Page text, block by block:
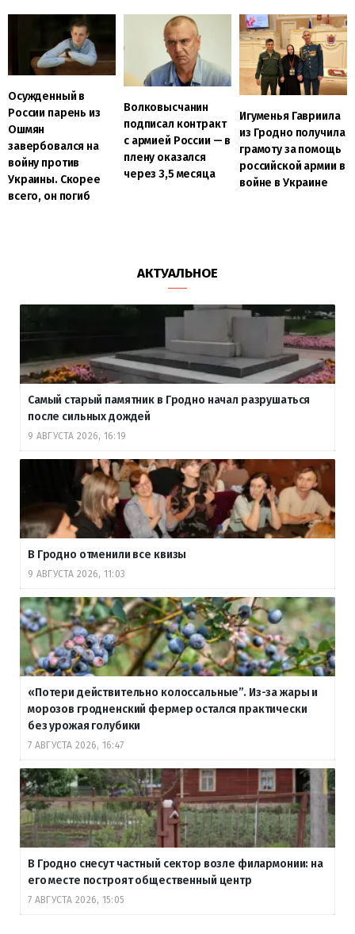
Осужденный в
России парень из
Ошмян
завербовался на
войну против
Украины. Скорее
всего, он погиб
Волковысчанин
подписал контракт
с армией России — в
плену оказался
через 3,5 месяца
Игуменья Гавриила
из Гродно получила
грамоту за помощь
российской армии в
войне в Украине
АКТУАЛЬНОЕ
Самый старый памятник в Гродно начал разрушаться
после сильных дождей
9 АВГУСТА 2026, 16:19
В Гродно отменили все квизы
9 АВГУСТА 2026, 11:03
«Потери действительно колоссальные”. Из-за жары и
морозов гродненский фермер остался практически
без урожая голубики
7 АВГУСТА 2026, 16:47
В Гродно снесут частный сектор возле филармонии: на
его месте построят общественный центр
7 АВГУСТА 2026, 15:05